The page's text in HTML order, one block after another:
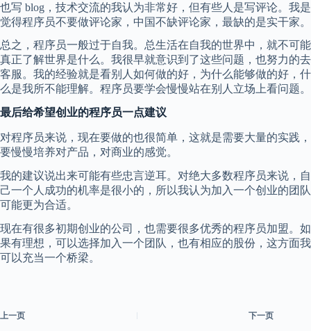
也写 blog，技术交流的我认为非常好，但有些人是写评论。我是
觉得程序员不要做评论家，中国不缺评论家，最缺的是实干家。
总之，程序员一般过于自我。总生活在自我的世界中，就不可能
真正了解世界是什么。我很早就意识到了这些问题，也努力的去
客服。我的经验就是看别人如何做的好，为什么能够做的好，什
么是我所不能理解。程序员要学会慢慢站在别人立场上看问题。
最后给希望创业的程序员一点建议
对程序员来说，现在要做的也很简单，这就是需要大量的实践，
要慢慢培养对产品，对商业的感觉。
我的建议说出来可能有些忠言逆耳。对绝大多数程序员来说，自
己一个人成功的机率是很小的，所以我认为加入一个创业的团队
可能更为合适。
现在有很多初期创业的公司，也需要很多优秀的程序员加盟。如
果有理想，可以选择加入一个团队，也有相应的股份，这方面我
可以充当一个桥梁。
上一页 下一页